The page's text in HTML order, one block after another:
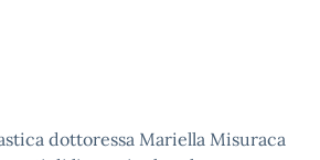
dottoressa Mariella Misuraca